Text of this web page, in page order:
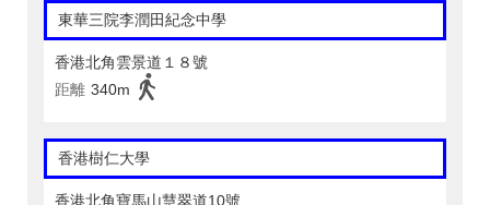
東華三院李潤田紀念中學
香港北角雲景道１８號
距離 340m
香港樹仁大學
香港北角寶馬山慧翠道10號